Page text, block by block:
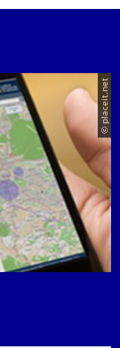
© placeit.net